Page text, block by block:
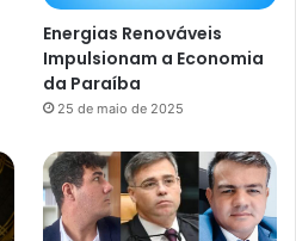
Energias Renováveis
Impulsionam a Economia
da Paraíba
25 de maio de 2025